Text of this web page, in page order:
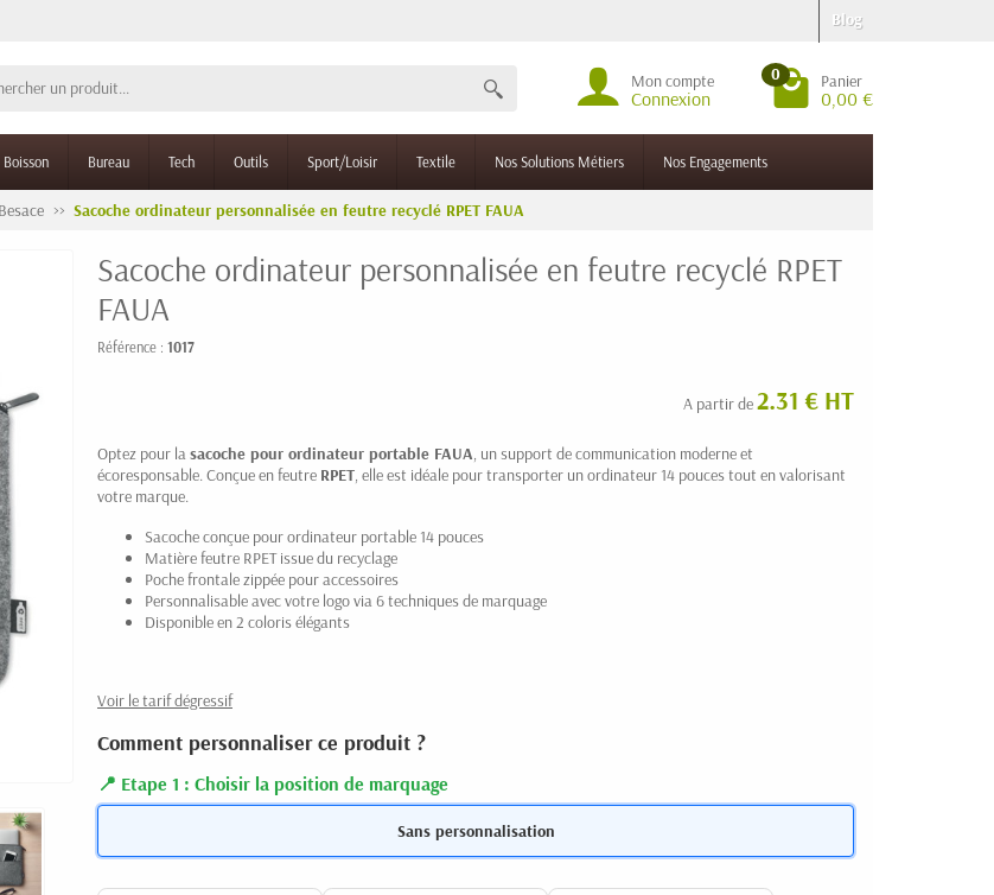
Blog
Mon compte
Connexion
0 Panier
0,00 €
Boisson Bureau Tech Outils Sport/Loisir Textile Nos Solutions Métiers Nos Engagements
Sacoche ordinateur personnalisée en feutre recyclé RPET FAUA
Sacoche ordinateur personnalisée en feutre recyclé RPET
FAUA
Référence : 1017
A partir de2.31 € HT
Optez pour lasacoche pour ordinateur portable FAUA, un support de communication moderne et
écoresponsable. Conçue en feutre RPET, elle est idéale pour transporter un ordinateur 14 pouces tout en valorisant
votre marque.
Sacoche conçue pour ordinateur portable 14 pouces
Matière feutre RPET issue du recyclage
Poche frontale zippée pour accessoires
Personnalisable avec votre logo via 6 techniques de marquage
Disponible en 2 coloris élégants
Voir le tarif dégressif
Comment personnaliser ce produit ?
Etape 1 : Choisir la position de marquage
Sans personnalisation